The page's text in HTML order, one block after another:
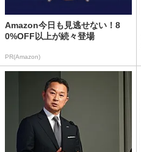
Amazon今日も見逃せない！8
0%OFF以上が続々登場
PR(Amazon)